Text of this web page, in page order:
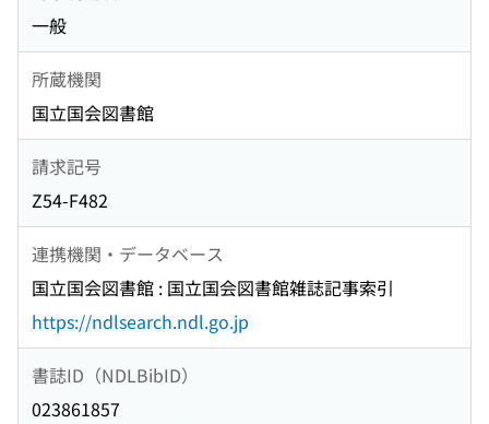
一般
所蔵機関
国立国会図書館
請求記号
Z54-F482
連携機関・データベース
国立国会図書館 : 国立国会図書館雑誌記事索引
https://ndlsearch.ndl.go.jp
書誌ID（NDLBibID）
023861857